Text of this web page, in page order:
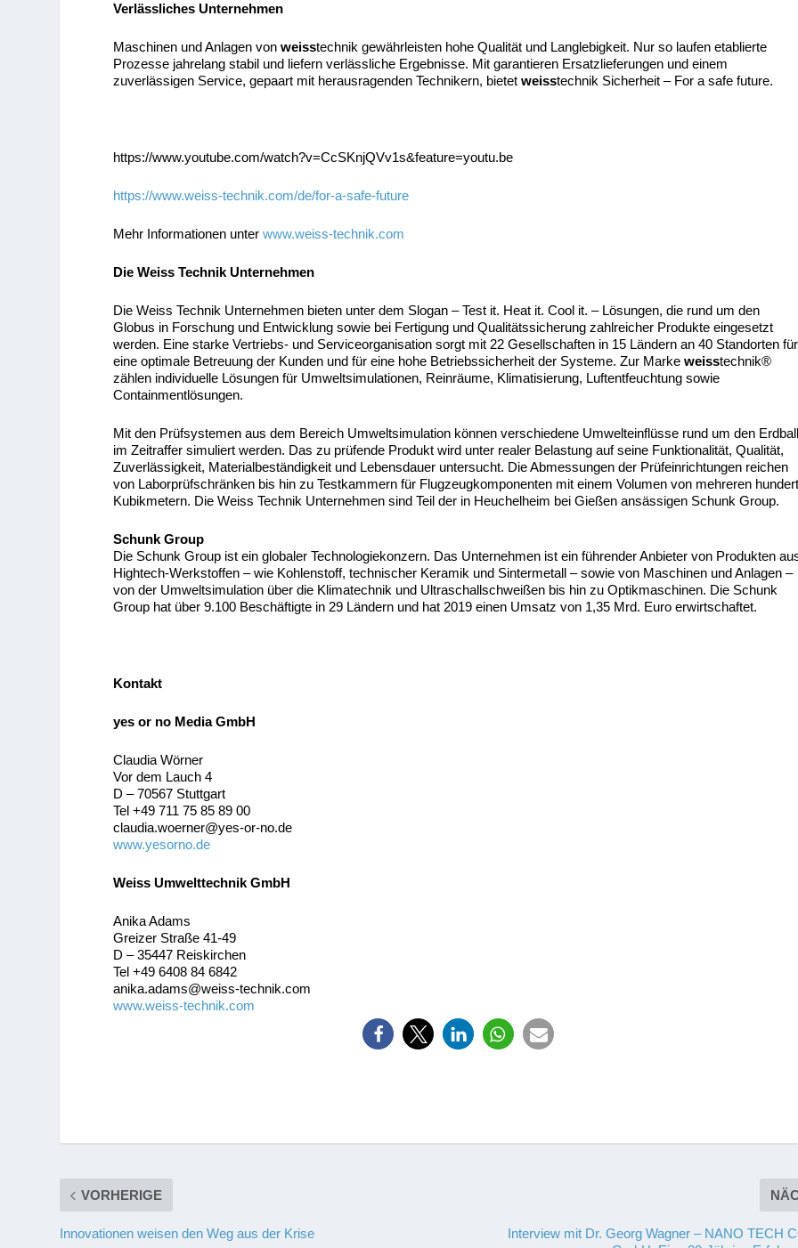
Verlässliches Unternehmen
Maschinen und Anlagen vonweisstechnik gewährleisten hohe Qualität und Langlebigkeit. Nur so laufen etablierte
Prozesse jahrelang stabil und liefern verlässliche Ergebnisse. Mit garantieren Ersatzlieferungen und einem
zuverlässigen Service, gepaart mit herausragenden Technikern, bietetweisstechnik Sicherheit – For a safe future.
https://www.youtube.com/watch?v=CcSKnjQVv1s&feature=youtu.be
https://www.weiss-technik.com/de/for-a-safe-future
Mehr Informationen unterwww.weiss-technik.com
Die Weiss Technik Unternehmen
Die Weiss Technik Unternehmen bieten unter dem Slogan – Test it. Heat it. Cool it. – Lösungen, die rund um den
Globus in Forschung und Entwicklung sowie bei Fertigung und Qualitätssicherung zahlreicher Produkte eingesetzt
werden. Eine starke Vertriebs- und Serviceorganisation sorgt mit 22 Gesellschaften in 15 Ländern an 40 Standorten für
eine optimale Betreuung der Kunden und für eine hohe Betriebssicherheit der Systeme. Zur Markeweisstechnik®
zählen individuelle Lösungen für Umweltsimulationen, Reinräume, Klimatisierung, Luftentfeuchtung sowie
Containmentlösungen.
Mit den Prüfsystemen aus dem Bereich Umweltsimulation können verschiedene Umwelteinflüsse rund um den
im Zeitraffer simuliert werden. Das zu prüfende Produkt wird unter realer Belastung auf seine Funktionalität, Qualität,
Zuverlässigkeit, Materialbeständigkeit und Lebensdauer untersucht. Die Abmessungen der Prüfeinrichtungen reichen
von Laborprüfschränken bis hin zu Testkammern für Flugzeugkomponenten mit einem Volumen von mehreren
Kubikmetern. Die Weiss Technik Unternehmen sind Teil der in Heuchelheim bei Gießen ansässigen Schunk Group.
Schunk Group
Die Schunk Group ist ein globaler Technologiekonzern. Das Unternehmen ist ein führender Anbieter von Produkten
Hightech-Werkstoffen – wie Kohlenstoff, technischer Keramik und Sintermetall – sowie von Maschinen und Anlagen –
von der Umweltsimulation über die Klimatechnik und Ultraschallschweißen bis hin zu Optikmaschinen. Die Schunk
Group hat über 9.100 Beschäftigte in 29 Ländern und hat 2019 einen Umsatz von 1,35 Mrd. Euro erwirtschaftet.
Kontakt
yes or no Media GmbH
Claudia Wörner
Vor dem Lauch 4
D – 70567 Stuttgart
Tel +49 711 75 85 89 00
claudia.woerner@yes-or-no.de
www.yesorno.de
Weiss Umwelttechnik GmbH
Anika Adams
Greizer Straße 41-49
D – 35447 Reiskirchen
Tel +49 6408 84 6842
anika.adams@weiss-technik.com
www.weiss-technik.com
VORHERIGE
Innovationen weisen den Weg aus der Krise
Interview mit Dr. Georg Wagner – NANO TECH